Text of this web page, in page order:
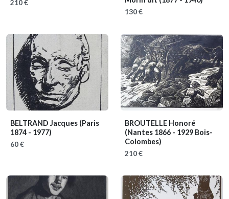
210 €
130 €
BELTRAND Jacques (Paris
1874 - 1977)
60 €
BROUTELLE Honoré
(Nantes 1866 - 1929 Bois-
Colombes)
210 €